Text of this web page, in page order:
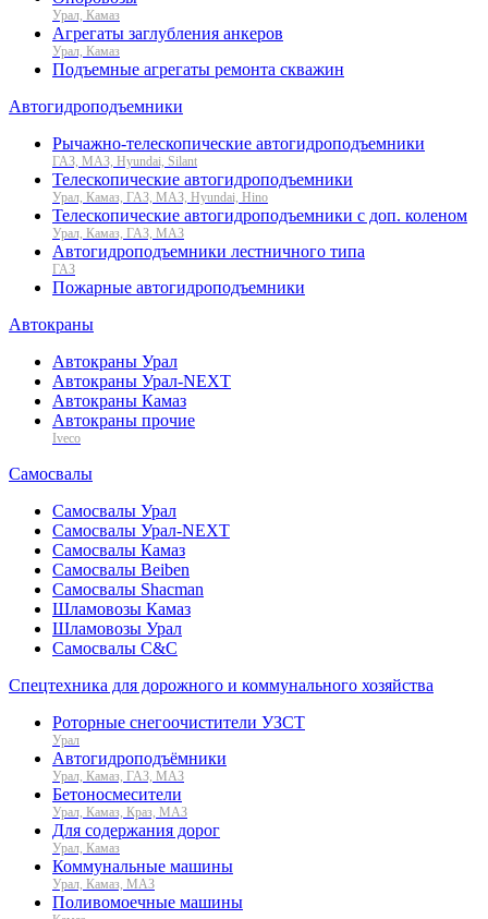
Урал, Камаз
Агрегаты заглубления анкеров
Урал, Камаз
Подъемные агрегаты ремонта скважин
Автогидроподъемники
Рычажно-телескопические автогидроподъемники
ГАЗ, МАЗ, Hyundai, Silant
Телескопические автогидроподъемники
Урал, Камаз, ГАЗ, МАЗ, Hyundai, Hino
Телескопические автогидроподъемники с доп. коленом
Урал, Камаз, ГАЗ, МАЗ
Автогидроподъемники лестничного типа
ГАЗ
Пожарные автогидроподъемники
Автокраны
Автокраны Урал
Автокраны Урал-NEXT
Автокраны Камаз
Автокраны прочие
Iveco
Самосвалы
Самосвалы Урал
Самосвалы Урал-NEXT
Самосвалы Камаз
Самосвалы Beiben
Самосвалы Shacman
Шламовозы Камаз
Шламовозы Урал
Самосвалы C&C
Спецтехника для дорожного и коммунального хозяйства
Роторные снегоочистители УЗСТ
Урал
Автогидроподъёмники
Урал, Камаз, ГАЗ, МАЗ
Бетоносмесители
Урал, Камаз, Краз, МАЗ
Для содержания дорог
Урал, Камаз
Коммунальные машины
Урал, Камаз, МАЗ
Поливомоечные машины